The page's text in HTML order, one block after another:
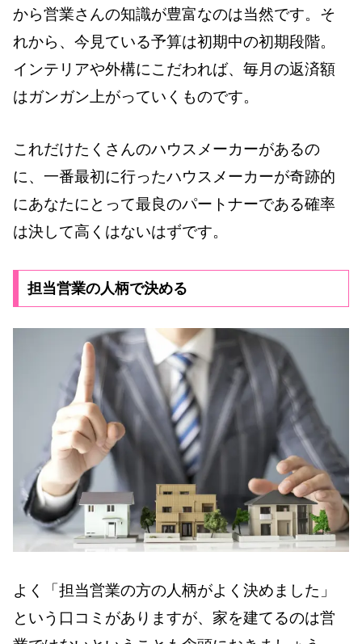
から営業さんの知識が豊富なのは当然です。そ
れから、今見ている予算は初期中の初期段階。
インテリアや外構にこだわれば、毎月の返済額
はガンガン上がっていくものです。
これだけたくさんのハウスメーカーがあるの
に、一番最初に行ったハウスメーカーが奇跡的
にあなたにとって最良のパートナーである確率
は決して高くはないはずです。
担当営業の人柄で決める
よく「担当営業の方の人柄がよく決めました」
という口コミがありますが、家を建てるのは営